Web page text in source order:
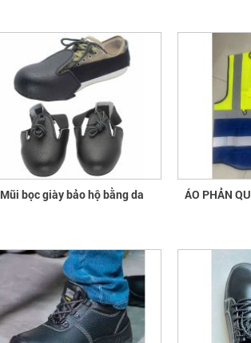
Mũi bọc giày bảo hộ bằng da ÁO